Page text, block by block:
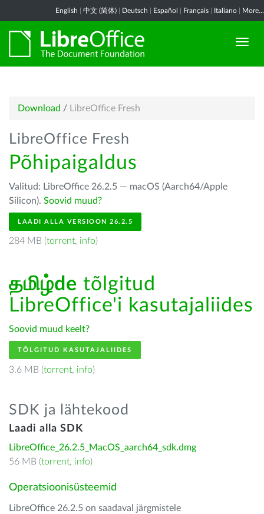
English 中文 (简体) Deutsch Español Français Italiano More...
Download / LibreOffice Fresh
LibreOffice Fresh
Põhipaigaldus
Valitud: LibreOffice 26.2.5 — macOS (Aarch64/Apple
Silicon). Soovid muud?
LAADI ALLA VERSIOON 26.2.5
284 MB (torrent, info)
தமிழ்de tõlgitud
LibreOffice'i kasutajaliides
Soovid muud keelt?
TÕLGITUD KASUTAJALIIDES
3.6 MB (torrent, info)
SDK ja lähtekood
Laadi alla SDK
LibreOffice_26.2.5_MacOS_aarch64_sdk.dmg
56 MB (torrent, info)
Operatsioonisüsteemid
LibreOffice 26.2.5 on saadaval järgmistele